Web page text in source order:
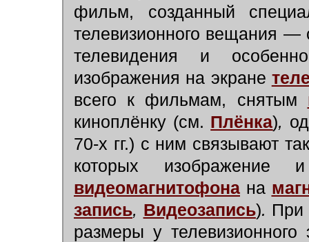
фильм, созданный
телевизионного вещания —
телевидения и
изображения на экране
всего к фильмам, снятым
киноплёнку (см. Плёнка),
70-х гг.) с ним связывают
которых
видеомагнитофона на
запись, Видеозапись). При
размеры у